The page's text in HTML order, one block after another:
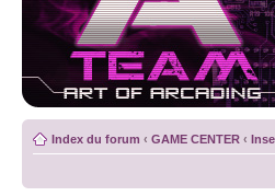
Index du forum ‹ GAME CENTER ‹